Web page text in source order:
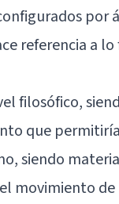
por
referencia a
filosófico,
que
siendo
movimiento